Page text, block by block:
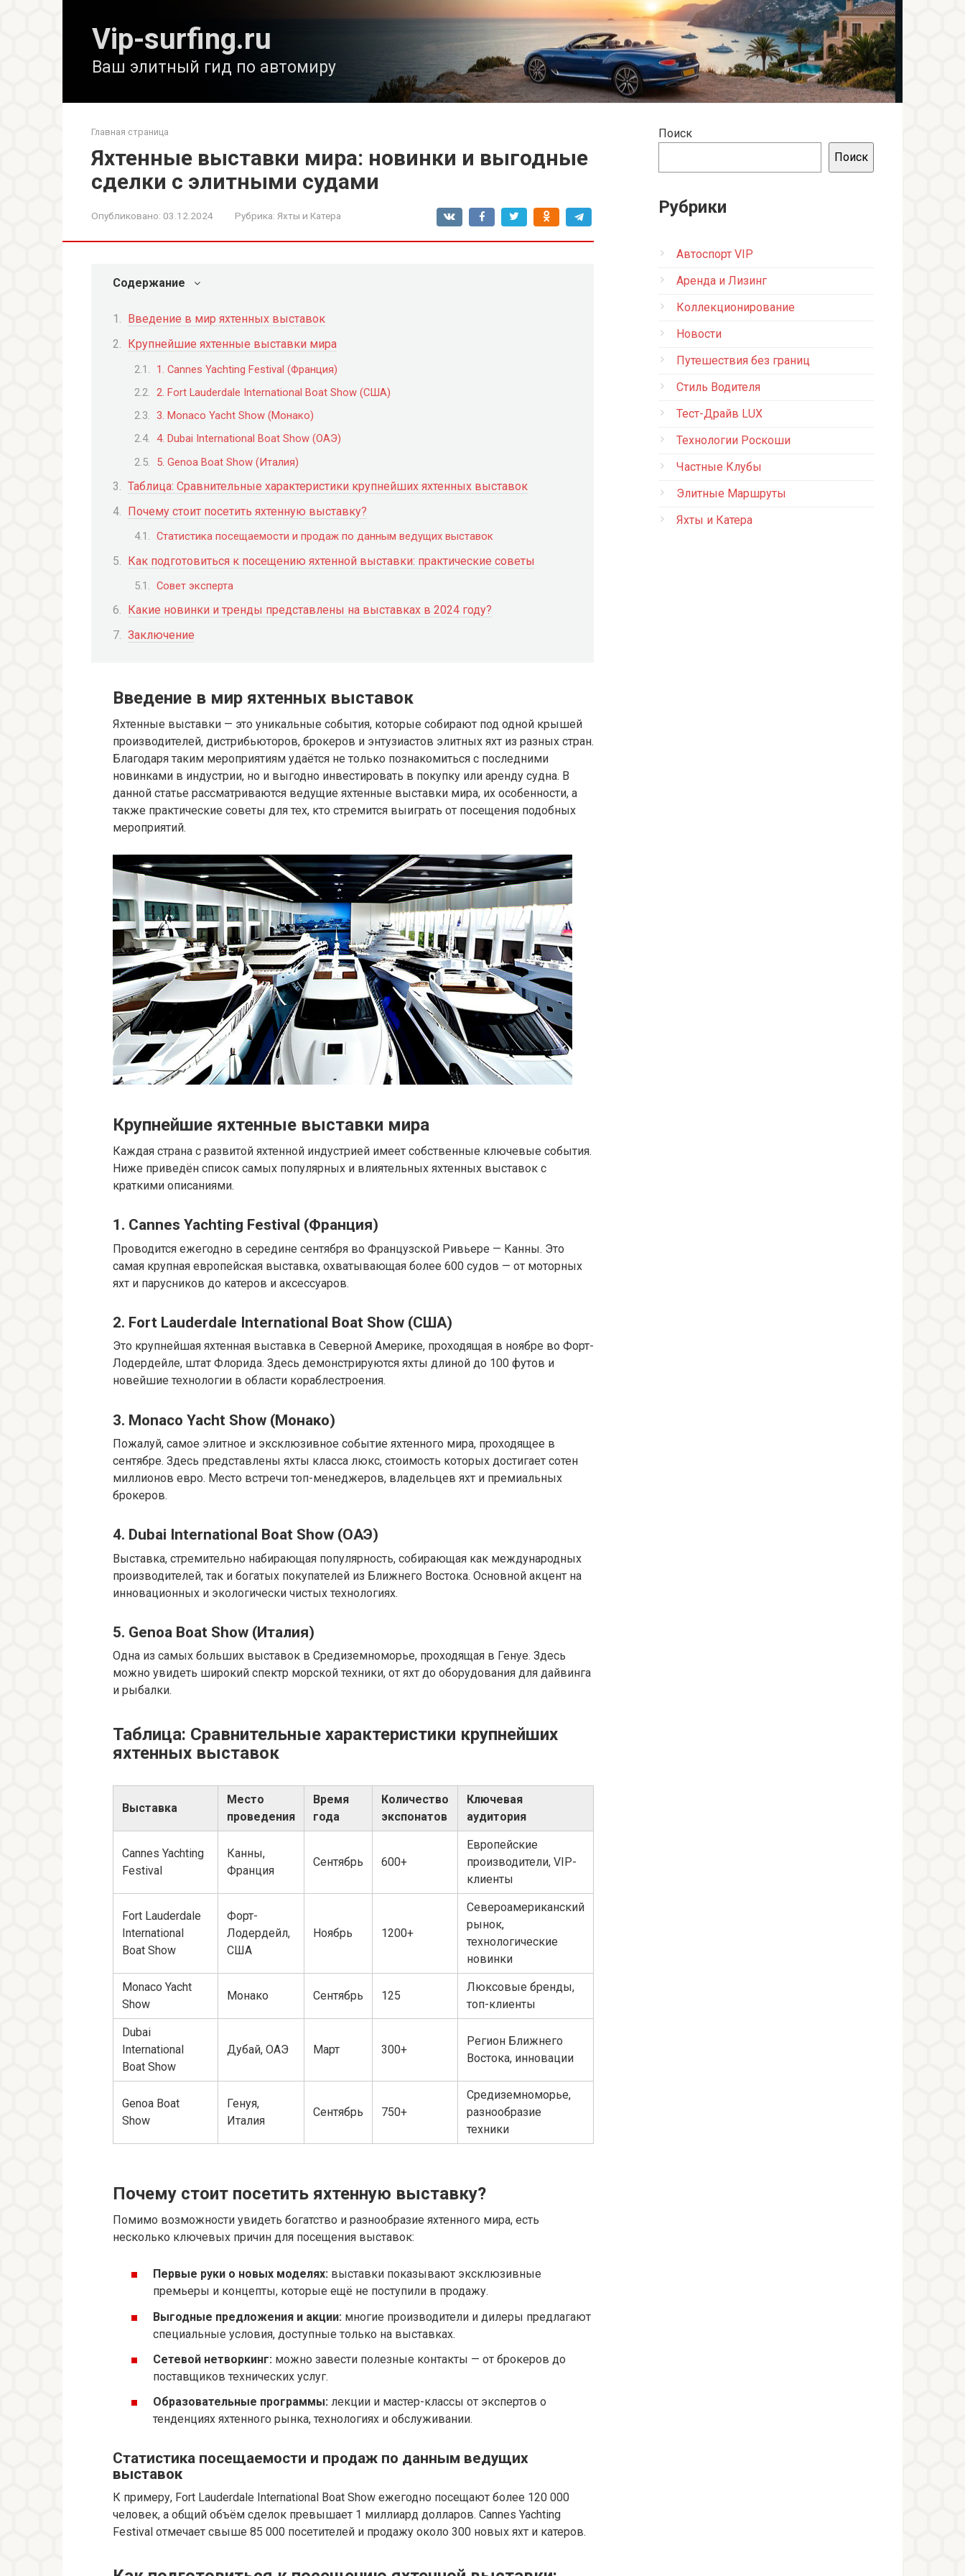
Vip-surfing.ru
Ваш элитный гид по автомиру
Главная страница
Яхтенные выставки мира: новинки и выгодные
сделки с элитными судами
Опубликовано: 03.12.2024 Рубрика: Яхты и Катера
Содержание
Введение в мир яхтенных выставок
Крупнейшие яхтенные выставки мира
1. Cannes Yachting Festival (Франция)
2. Fort Lauderdale International Boat Show (США)
3. Monaco Yacht Show (Монако)
4. Dubai International Boat Show (ОАЭ)
5. Genoa Boat Show (Италия)
Таблица: Сравнительные характеристики крупнейших яхтенных выставок
Почему стоит посетить яхтенную выставку?
Статистика посещаемости и продаж по данным ведущих выставок
Как подготовиться к посещению яхтенной выставки: практические советы
Совет эксперта
Какие новинки и тренды представлены на выставках в 2024 году?
Заключение
Введение в мир яхтенных выставок
Яхтенные выставки — это уникальные события, которые собирают под одной крышей
производителей, дистрибьюторов, брокеров и энтузиастов элитных яхт из разных стран.
Благодаря таким мероприятиям удаётся не только познакомиться с последними
новинками в индустрии, но и выгодно инвестировать в покупку или аренду судна. В
данной статье рассматриваются ведущие яхтенные выставки мира, их особенности, а
также практические советы для тех, кто стремится выиграть от посещения подобных
мероприятий.
Крупнейшие яхтенные выставки мира
Каждая страна с развитой яхтенной индустрией имеет собственные ключевые события.
Ниже приведён список самых популярных и влиятельных яхтенных выставок с
краткими описаниями.
1. Cannes Yachting Festival (Франция)
Проводится ежегодно в середине сентября во Французской Ривьере — Канны. Это
самая крупная европейская выставка, охватывающая более 600 судов — от моторных
яхт и парусников до катеров и аксессуаров.
2. Fort Lauderdale International Boat Show (США)
Это крупнейшая яхтенная выставка в Северной Америке, проходящая в ноябре во Форт-
Лодердейле, штат Флорида. Здесь демонстрируются яхты длиной до 100 футов и
новейшие технологии в области кораблестроения.
3. Monaco Yacht Show (Монако)
Пожалуй, самое элитное и эксклюзивное событие яхтенного мира, проходящее в
сентябре. Здесь представлены яхты класса люкс, стоимость которых достигает сотен
миллионов евро. Место встречи топ-менеджеров, владельцев яхт и премиальных
брокеров.
4. Dubai International Boat Show (ОАЭ)
Выставка, стремительно набирающая популярность, собирающая как международных
производителей, так и богатых покупателей из Ближнего Востока. Основной акцент на
инновационных и экологически чистых технологиях.
5. Genoa Boat Show (Италия)
Одна из самых больших выставок в Средиземноморье, проходящая в Генуе. Здесь
можно увидеть широкий спектр морской техники, от яхт до оборудования для дайвинга
и рыбалки.
Таблица: Сравнительные характеристики крупнейших
яхтенных выставок
Выставка
Место
проведения
Время
года
Количество
экспонатов
Ключевая
аудитория
Cannes Yachting
Festival
Канны,
Франция
Сентябрь 600+
Европейские
производители, VIP-
клиенты
Fort Lauderdale
International
Boat Show
Форт-
Лодердейл,
США
Ноябрь 1200+
Североамериканский
рынок,
технологические
новинки
Monaco Yacht
Show
Монако Сентябрь 125
Люксовые бренды,
топ-клиенты
Dubai
International
Boat Show
Дубай, ОАЭ Март 300+
Регион Ближнего
Востока, инновации
Genoa Boat
Show
Генуя,
Италия
Сентябрь 750+
Средиземноморье,
разнообразие
техники
Почему стоит посетить яхтенную выставку?
Помимо возможности увидеть богатство и разнообразие яхтенного мира, есть
несколько ключевых причин для посещения выставок:
Первые руки о новых моделях: выставки показывают эксклюзивные
премьеры и концепты, которые ещё не поступили в продажу.
Выгодные предложения и акции: многие производители и дилеры предлагают
специальные условия, доступные только на выставках.
Сетевой нетворкинг: можно завести полезные контакты — от брокеров до
поставщиков технических услуг.
Образовательные программы: лекции и мастер-классы от экспертов о
тенденциях яхтенного рынка, технологиях и обслуживании.
Статистика посещаемости и продаж по данным ведущих
выставок
К примеру, Fort Lauderdale International Boat Show ежегодно посещают более 120 000
человек, а общий объём сделок превышает 1 миллиард долларов. Cannes Yachting
Festival отмечает свыше 85 000 посетителей и продажу около 300 новых яхт и катеров.
Поиск
Поиск
Рубрики
Автоспорт VIP
Аренда и Лизинг
Коллекционирование
Новости
Путешествия без границ
Стиль Водителя
Тест-Драйв LUX
Технологии Роскоши
Частные Клубы
Элитные Маршруты
Яхты и Катера